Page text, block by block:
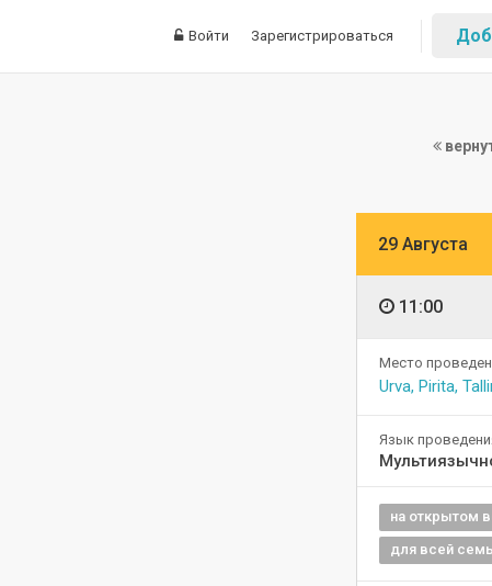
Войти Зарегистрироваться
29 Августа
11:00
Место
Urva, Pirita,
Язык
на открытом
для всей